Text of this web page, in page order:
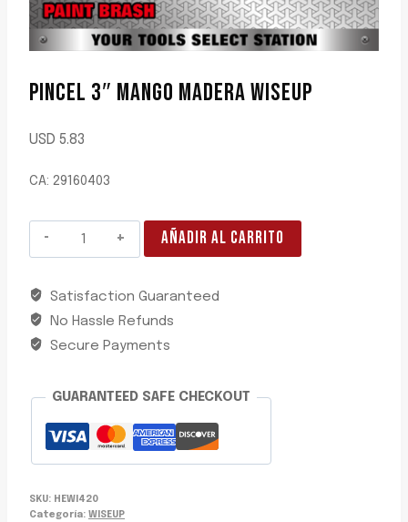
PINCEL 3″ MANGO MADERA WISEUP
USD 5.83
CA: 29160403
PINCEL
3"
MADERA
WISEUP
cantidad
AÑADIR AL CARRITO
Satisfaction Guaranteed
No Hassle Refunds
Secure Payments
GUARANTEED SAFE CHECKOUT
SKU: HEWI420
Categoría: WISEUP